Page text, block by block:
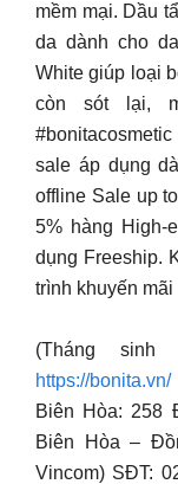
mềm mại. Dầu
da dành cho
White giúp loại
còn sót lại,
sale áp dụng
offline Sale up
5% hàng High-
dụng Freeship.
trình khuyến mãi
(Tháng sinh
https://bonita.vn/
Biên Hòa: 258
Biên Hòa –
Vincom) SĐT: